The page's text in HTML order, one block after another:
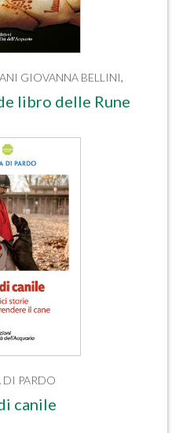
GIOVANNA BELLINI,
libro delle Rune
DI PARDO
canile